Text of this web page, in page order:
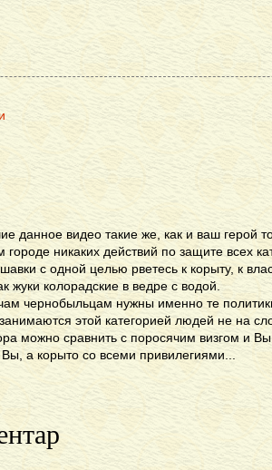
данное видео такие же, как и ваш герой
никаких действий по защите всех
с одной целью рветесь к корыту, к
жуки колорадские в ведре с водой.
чернобыльцам нужны именно те
этой категорией людей не на
можно сравнить с поросячим визгом и
а корыто со всеми привилегиями...